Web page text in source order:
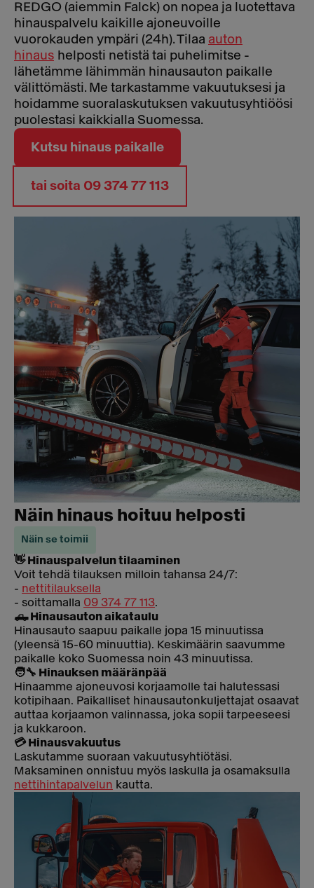
REDGO (aiemmin Falck) on nopea ja luotettava
hinauspalvelu kaikille ajoneuvoille
vuorokauden ympäri (24h). Tilaa auton
hinaus helposti netistä tai puhelimitse -
lähetämme lähimmän hinausauton paikalle
välittömästi. Me tarkastamme vakuutuksesi ja
hoidamme suoralaskutuksen vakuutusyhtiöösi
puolestasi kaikkialla Suomessa.
Kutsu hinaus paikalle
tai soita 09 374 77 113
Näin hinaus hoituu helposti
Näin se toimii
👋 Hinauspalvelun tilaaminen
Voit tehdä tilauksen milloin tahansa 24/7:
- nettitilauksella
- soittamalla 09 374 77 113.
🛻 Hinausauton aikataulu
Hinausauto saapuu paikalle jopa 15 minuutissa
(yleensä 15-60 minuuttia). Keskimäärin saavumme
paikalle koko Suomessa noin 43 minuutissa.
🧑‍🔧 Hinauksen määränpää
Hinaamme ajoneuvosi korjaamolle tai halutessasi
kotipihaan. Paikalliset hinausautonkuljettajat osaavat
auttaa korjaamon valinnassa, joka sopii tarpeeseesi
ja kukkaroon.
💳 Hinausvakuutus
Laskutamme suoraan vakuutusyhtiötäsi.
Maksaminen onnistuu myös laskulla ja osamaksulla
nettihintapalvelun kautta.